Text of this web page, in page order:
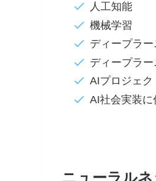
人工知能
機械学習
ディープラ
ディープラ
AIプロジェク
AI社会実装
ニューラル